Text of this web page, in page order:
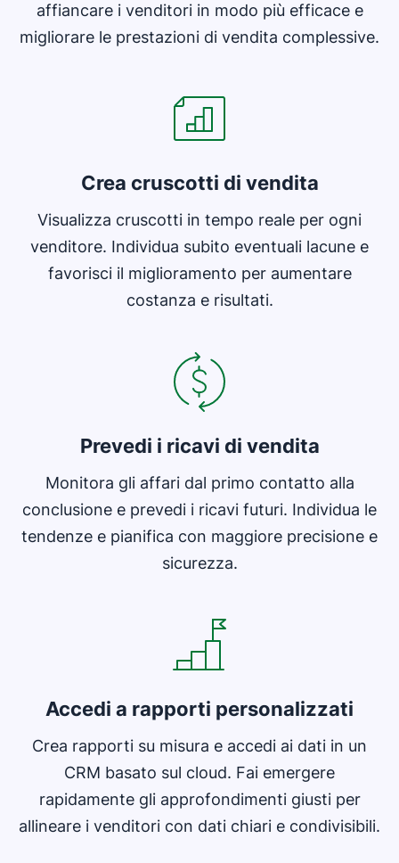
affiancare i venditori in modo più efficace e
migliorare le prestazioni di vendita complessive.
Crea cruscotti di vendita
Visualizza cruscotti in tempo reale per ogni
venditore. Individua subito eventuali lacune e
favorisci il miglioramento per aumentare
costanza e risultati.
Prevedi i ricavi di vendita
Monitora gli affari dal primo contatto alla
conclusione e prevedi i ricavi futuri. Individua le
tendenze e pianifica con maggiore precisione e
sicurezza.
Accedi a rapporti personalizzati
Crea rapporti su misura e accedi ai dati in un
CRM basato sul cloud. Fai emergere
rapidamente gli approfondimenti giusti per
allineare i venditori con dati chiari e condivisibili.